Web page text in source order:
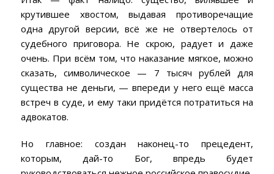
крутившее хвостом, выдавая противоречащие
одна другой версии, всё же не отвертелось от
судебного приговора. Не скрою, радует и даже
очень. При всём том, что наказание мягкое, можно
сказать, символическое — 7 тысяч рублей для
существа не деньги, — впереди у него ещё масса
встреч в суде, и ему таки придётся потратиться на
адвокатов.
Но главное: создан наконец-то прецедент,
которым, дай-то Бог, впредь будет